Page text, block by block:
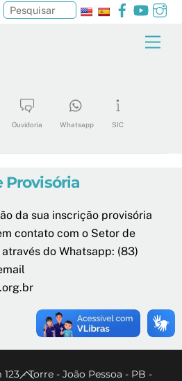
Facebook
Ouvidoria Whatsapp SIC
Pesquisar
da sua inscrição provisória
contato com o Setor de
do Whatsapp: (83)
Back
- Torre - João Pessoa - PB -